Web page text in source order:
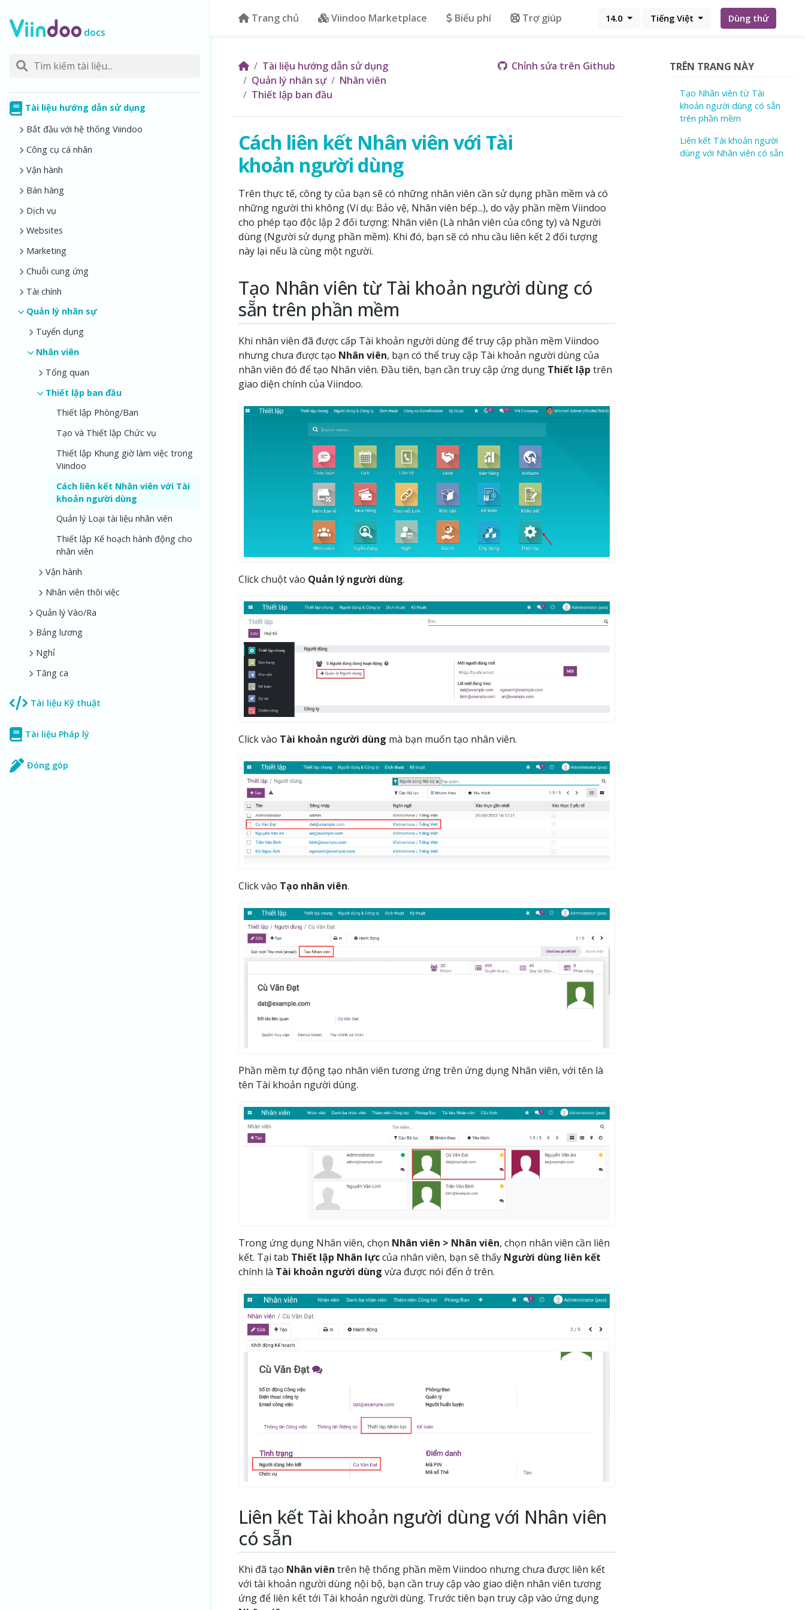
docs
Tài liệu hướng dẫn sử dụng
Bắt đầu với hệ thống Viindoo
Công cụ cá nhân
Vận hành
Bán hàng
Dịch vụ
Websites
Marketing
Chuỗi cung ứng
Tài chính
Quản lý nhân sự
Tuyển dụng
Nhân viên
Tổng quan
Thiết lập ban đầu
Thiết lập Phòng/Ban
Tạo và Thiết lập Chức vụ
Thiết lập Khung giờ làm việc trong
Viindoo
Cách liên kết Nhân viên với Tài
khoản người dùng
Quản lý Loại tài liệu nhân viên
Thiết lập Kế hoạch hành động cho
nhân viên
Vận hành
Nhân viên thôi việc
Quản lý Vào/Ra
Bảng lương
Nghỉ
Tăng ca
Tài liệu Kỹ thuật
Tài liệu Pháp lý
Đóng góp
Trang chủ Viindoo Marketplace Biểu phí Trợ giúp 14.0 Tiếng Việt Dùng thử
Tài liệu hướng dẫn sử dụng
Quản lý nhân sự
Nhân viên
Thiết lập ban đầu
Chỉnh sửa trên Github
Cách liên kết Nhân viên với Tài
khoản người dùng
Trên thực tế, công ty của bạn sẽ có những nhân viên cần sử dụng phần mềm và có
những người thì không (Ví dụ: Bảo vệ, Nhân viên bếp...), do vậy phần mềm Viindoo
cho phép tạo độc lập 2 đối tượng: Nhân viên (Là nhân viên của công ty) và Người
dùng (Người sử dụng phần mềm). Khi đó, bạn sẽ có nhu cầu liên kết 2 đối tượng
này lại nếu là cùng một người.
Tạo Nhân viên từ Tài khoản người dùng có
sẵn trên phần mềm
Khi nhân viên đã được cấp Tài khoản người dùng để truy cập phần mềm Viindoo
nhưng chưa được tạo Nhân viên, bạn có thể truy cập Tài khoản người dùng của
nhân viên đó để tạo Nhân viên. Đầu tiên, bạn cần truy cập ứng dụng Thiết lập trên
giao diện chính của Viindoo.
Click chuột vào Quản lý người dùng.
Click vào Tài khoản người dùng mà bạn muốn tạo nhân viên.
Click vào Tạo nhân viên.
Phần mềm tự động tạo nhân viên tương ứng trên ứng dụng Nhân viên, với tên là
tên Tài khoản người dùng.
Trong ứng dụng Nhân viên, chọn Nhân viên > Nhân viên, chọn nhân viên cần liên
kết. Tại tab Thiết lập Nhân lựccủa nhân viên, bạn sẽ thấy Người dùng liên kết
chính là Tài khoản người dùng vừa được nói đến ở trên.
Liên kết Tài khoản người dùng với Nhân viên
có sẵn
Khi đã tạo Nhân viên trên hệ thống phần mềm Viindoo nhưng chưa được liên kết
với tài khoản người dùng nội bộ, bạn cần truy cập vào giao diện nhân viên tương
ứng để liên kết tới Tài khoản người dùng. Trước tiên bạn truy cập vào ứng dụng
TRÊN TRANG NÀY
Tạo Nhân viên từ Tài
khoản người dùng có sẵn
trên phần mềm
Liên kết Tài khoản người
dùng với Nhân viên có sẵn